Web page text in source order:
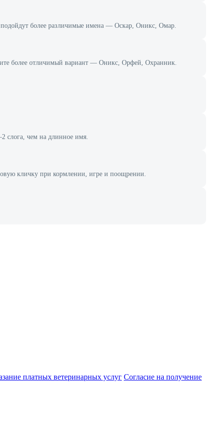
подойдут более различимые имена — Оскар, Оникс, Омар.
более отличимый вариант — Оникс, Орфей, Охранник.
слога, чем на длинное имя.
кличку при кормлении, игре и поощрении.
платных ветеринарных услуг Cогласие на получение